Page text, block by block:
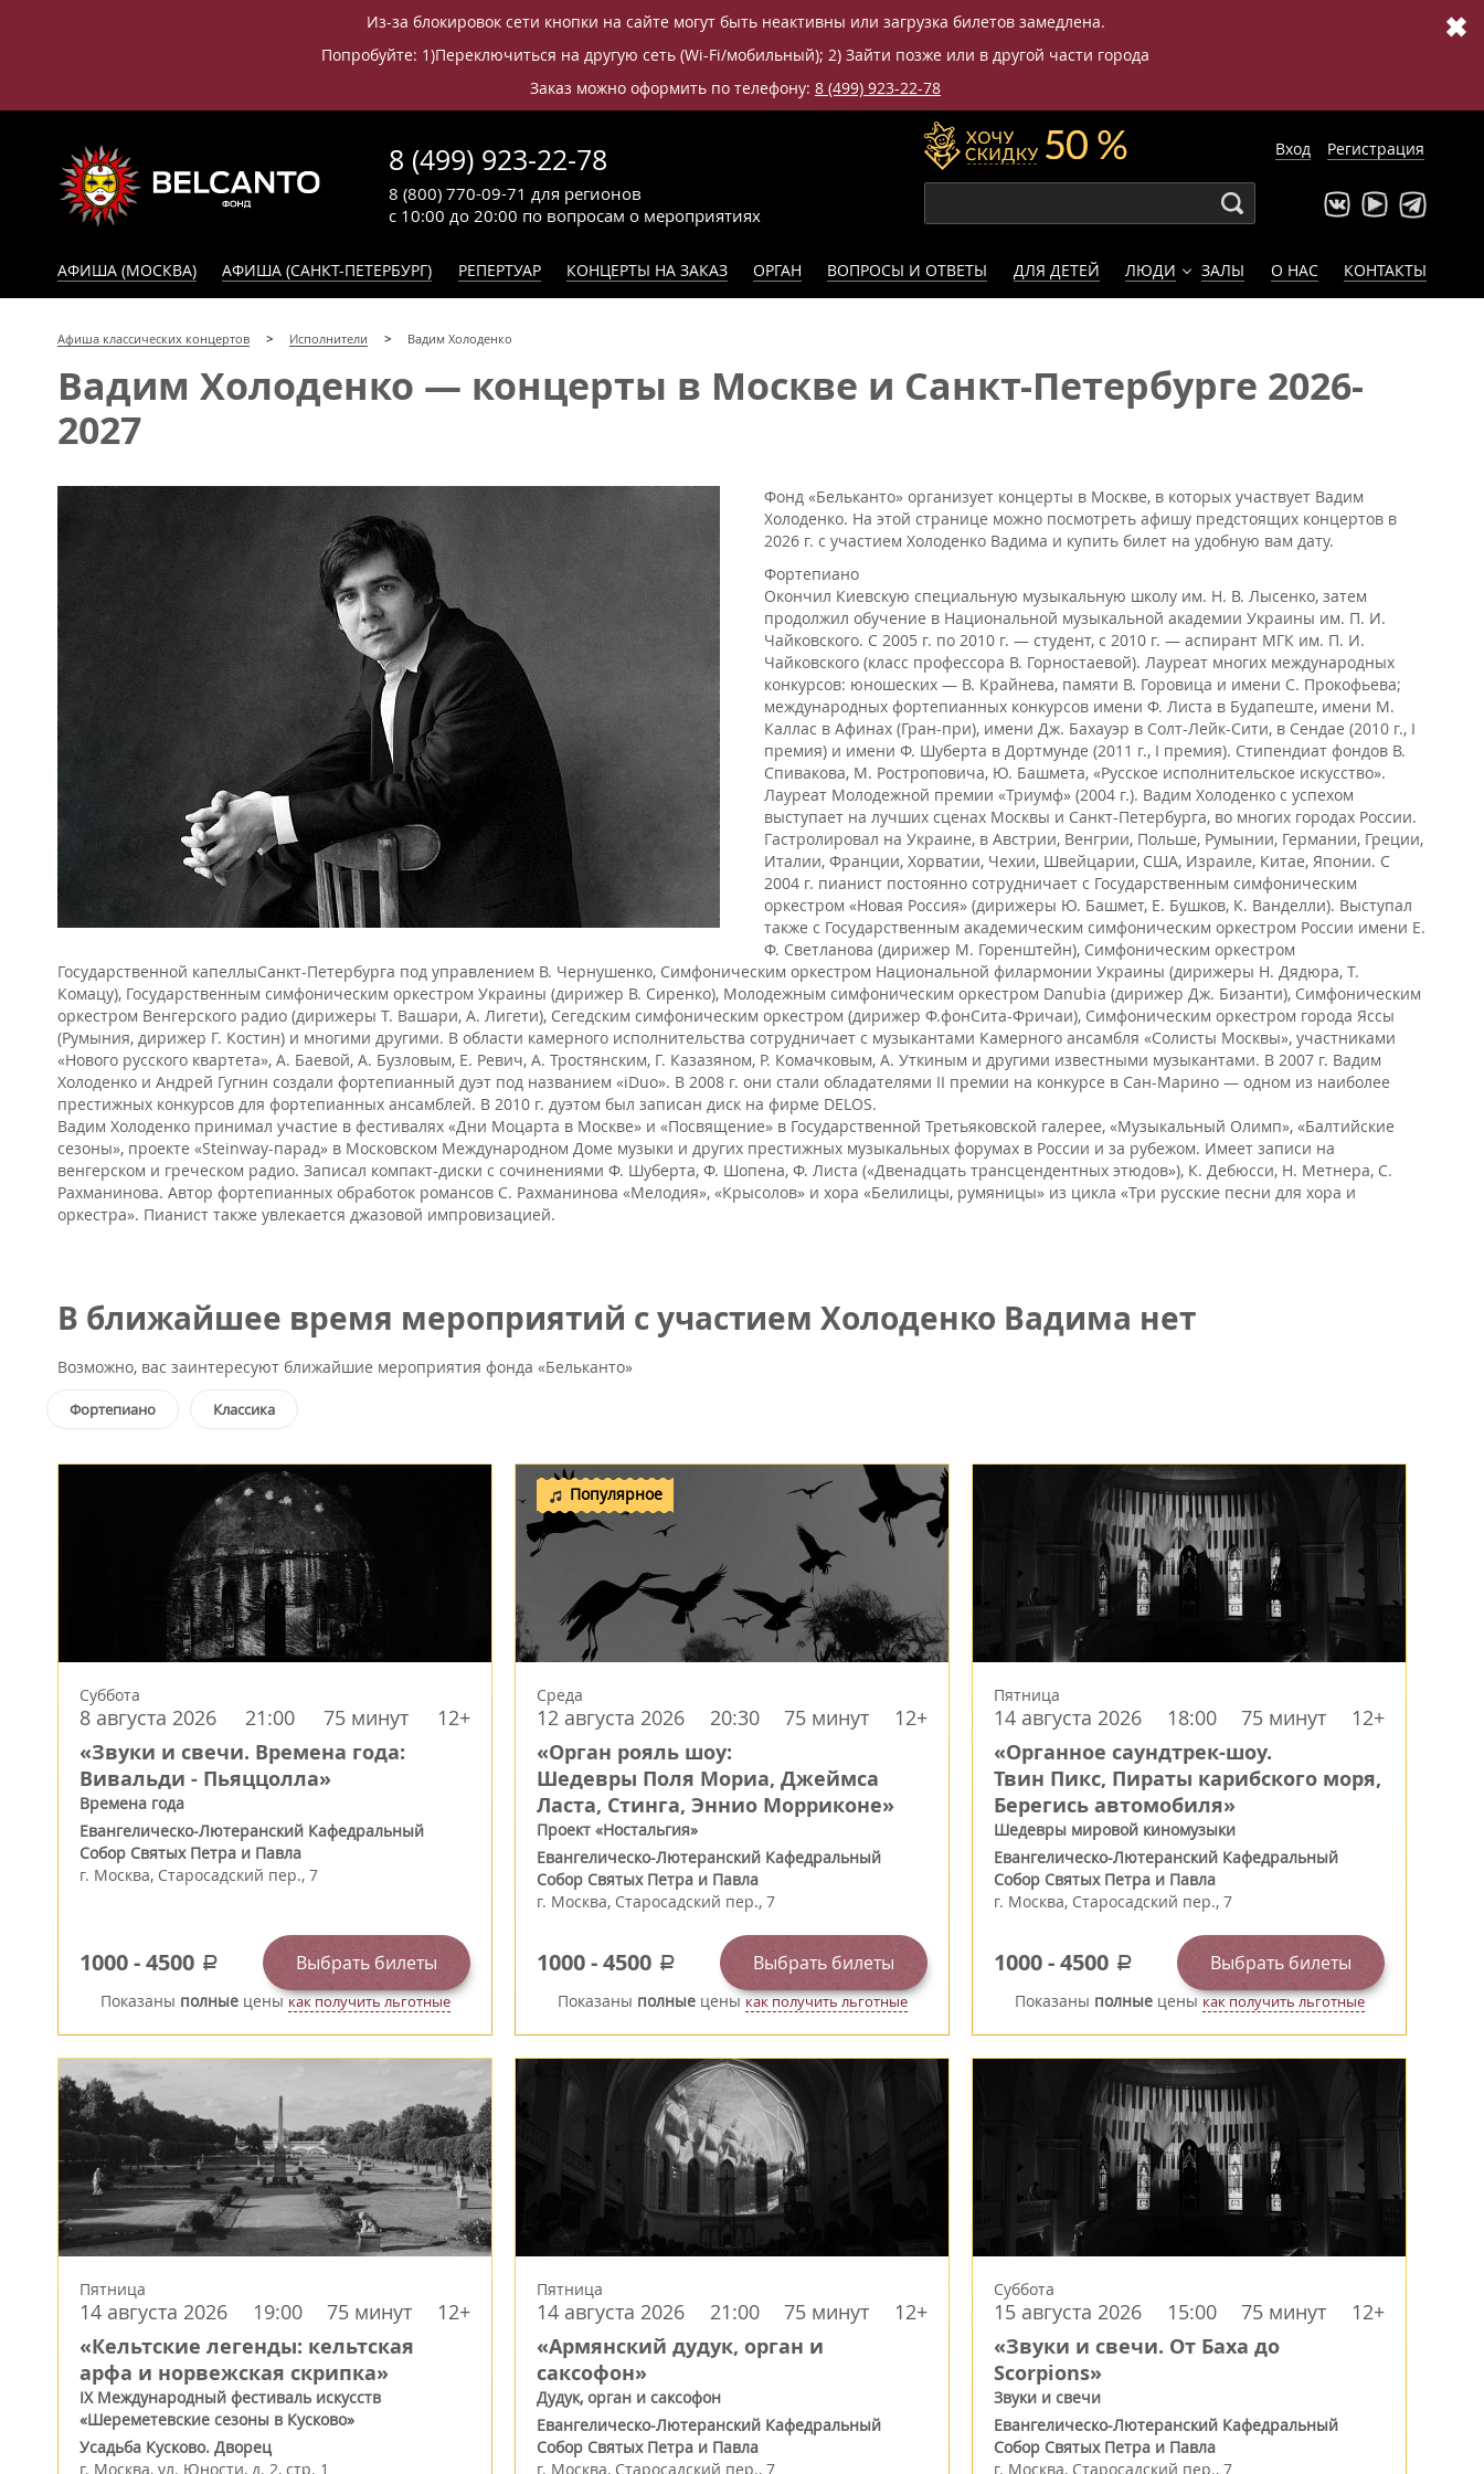
Из-за блокировок сети кнопки на сайте могут быть неактивны или загрузка билетов замедлена.
Попробуйте: 1)Переключиться на другую сеть (Wi-Fi/мобильный); 2) Зайти позже или в другой части города
Заказ можно оформить по телефону: 8 (499) 923-22-78
✖
8 (499) 923-22-78
с 10:00 до 20:00 по вопросам о мероприятиях
8 (800) 770-09-71 для регионов
Вход Регистрация
АФИША (МОСКВА) АФИША (САНКТ-ПЕТЕРБУРГ) РЕПЕРТУАР КОНЦЕРТЫ НА ЗАКАЗ ОРГАН ВОПРОСЫ И ОТВЕТЫ ДЛЯ ДЕТЕЙ ЛЮДИ ЗАЛЫ О НАС КОНТАКТЫ
Афиша классических концертов Исполнители Вадим Холоденко
Вадим Холоденко — концерты в Москве и Санкт-Петербурге 2026-
2027
Фонд «Бельканто» организует концерты в Москве, в которых участвует Вадим
Холоденко. На этой странице можно посмотреть афишу предстоящих концертов в
2026 г. с участием Холоденко Вадима и купить билет на удобную вам дату.
Фортепиано
Окончил Киевскую специальную музыкальную школу им. Н. В. Лысенко, затем
продолжил обучение в Национальной музыкальной академии Украины им. П. И.
Чайковского. С 2005 г. по 2010 г. — студент, с 2010 г. — аспирант МГК им. П. И.
Чайковского (класс профессора В. Горностаевой). Лауреат многих международных
конкурсов: юношеских — В. Крайнева, памяти В. Горовица и имени С. Прокофьева;
международных фортепианных конкурсов имени Ф. Листа в Будапеште, имени М.
Каллас в Афинах (Гран-при), имени Дж. Бахауэр в Солт-Лейк-Сити, в Сендае (2010 г., I
премия) и имени Ф. Шуберта в Дортмунде (2011 г., I премия). Стипендиат фондов В.
Спивакова, М. Ростроповича, Ю. Башмета, «Русское исполнительское искусство».
Лауреат Молодежной премии «Триумф» (2004 г.). Вадим Холоденко с успехом
выступает на лучших сценах Москвы и Санкт-Петербурга, во многих городах России.
Гастролировал на Украине, в Австрии, Венгрии, Польше, Румынии, Германии, Греции,
Италии, Франции, Хорватии, Чехии, Швейцарии, США, Израиле, Китае, Японии. С
2004 г. пианист постоянно сотрудничает с Государственным симфоническим
оркестром «Новая Россия» (дирижеры Ю. Башмет, Е. Бушков, К. Ванделли). Выступал
также с Государственным академическим симфоническим оркестром России имени Е.
Ф. Светланова (дирижер М. Горенштейн), Симфоническим оркестром
Государственной капеллыСанкт-Петербурга под управлением В. Чернушенко, Симфоническим оркестром Национальной филармонии Украины (дирижеры Н. Дядюра, Т.
Комацу), Государственным симфоническим оркестром Украины (дирижер В. Сиренко), Молодежным симфоническим оркестром Danubia (дирижер Дж. Бизанти), Симфоническим
оркестром Венгерского радио (дирижеры Т. Вашари, А. Лигети), Сегедским симфоническим оркестром (дирижер Ф.фонСита-Фричаи), Симфоническим оркестром города Яссы
(Румыния, дирижер Г. Костин) и многими другими. В области камерного исполнительства сотрудничает с музыкантами Камерного ансамбля «Солисты Москвы», участниками
«Нового русского квартета», А. Баевой, А. Бузловым, Е. Ревич, А. Тростянским, Г. Казазяном, Р. Комачковым, А. Уткиным и другими известными музыкантами. В 2007 г. Вадим
Холоденко и Андрей Гугнин создали фортепианный дуэт под названием «iDuo». В 2008 г. они стали обладателями II премии на конкурсе в Сан-Марино — одном из наиболее
престижных конкурсов для фортепианных ансамблей. В 2010 г. дуэтом был записан диск на фирме DELOS.
Вадим Холоденко принимал участие в фестивалях «Дни Моцарта в Москве» и «Посвящение» в Государственной Третьяковской галерее, «Музыкальный Олимп», «Балтийские
сезоны», проекте «Steinway-парад» в Московском Международном Доме музыки и других престижных музыкальных форумах в России и за рубежом. Имеет записи на
венгерском и греческом радио. Записал компакт-диски с сочинениями Ф. Шуберта, Ф. Шопена, Ф. Листа («Двенадцать трансцендентных этюдов»), К. Дебюсси, Н. Метнера, С.
Рахманинова. Автор фортепианных обработок романсов С. Рахманинова «Мелодия», «Крысолов» и хора «Белилицы, румяницы» из цикла «Три русские песни для хора и
оркестра». Пианист также увлекается джазовой импровизацией.
В ближайшее время мероприятий с участием Холоденко Вадима нет
Возможно, вас заинтересуют ближайшие мероприятия фонда «Бельканто»
Фортепиано Классика
Суббота
8 августа 2026 21:00 75 минут 12+
«Звуки и свечи. Времена года:
Вивальди - Пьяццолла»
Времена года
Евангелическо-Лютеранский Кафедральный
Собор Святых Петра и Павла
г. Москва, Старосадский пер., 7
1000-4500 a Выбрать билеты
Показаны полныеценыкак получить льготные
Популярное
Среда
12 августа 2026 20:30 75 минут 12+
«Орган рояль шоу:
Шедевры Поля Мориа, Джеймса
Ласта, Стинга, Эннио Морриконе»
Проект «Ностальгия»
Евангелическо-Лютеранский Кафедральный
Собор Святых Петра и Павла
г. Москва, Старосадский пер., 7
1000-4500 a Выбрать билеты
Показаны полныеценыкак получить льготные
Пятница
14 августа 2026 18:00 75 минут 12+
«Органное саундтрек-шоу.
Твин Пикс, Пираты карибского моря,
Берегись автомобиля»
Шедевры мировой киномузыки
Евангелическо-Лютеранский Кафедральный
Собор Святых Петра и Павла
г. Москва, Старосадский пер., 7
1000-4500 a Выбрать билеты
Показаны полныеценыкак получить льготные
Пятница
14 августа 2026 19:00 75 минут 12+
«Кельтские легенды: кельтская
арфа и норвежская скрипка»
IX Международный фестиваль искусств
«Шереметевские сезоны в Кусково»
Усадьба Кусково. Дворец
г. Москва, ул. Юности, д. 2, стр. 1
Пятница
14 августа 2026 21:00 75 минут 12+
«Армянский дудук, орган и
саксофон»
Дудук, орган и саксофон
Евангелическо-Лютеранский Кафедральный
Собор Святых Петра и Павла
г. Москва, Старосадский пер., 7
Суббота
15 августа 2026 15:00 75 минут 12+
«Звуки и свечи. От Баха до
Scorpions»
Звуки и свечи
Евангелическо-Лютеранский Кафедральный
Собор Святых Петра и Павла
г. Москва, Старосадский пер., 7